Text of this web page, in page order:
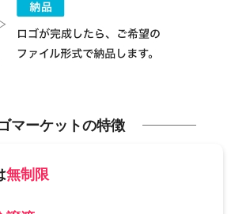
マーケットの特徴
無制限